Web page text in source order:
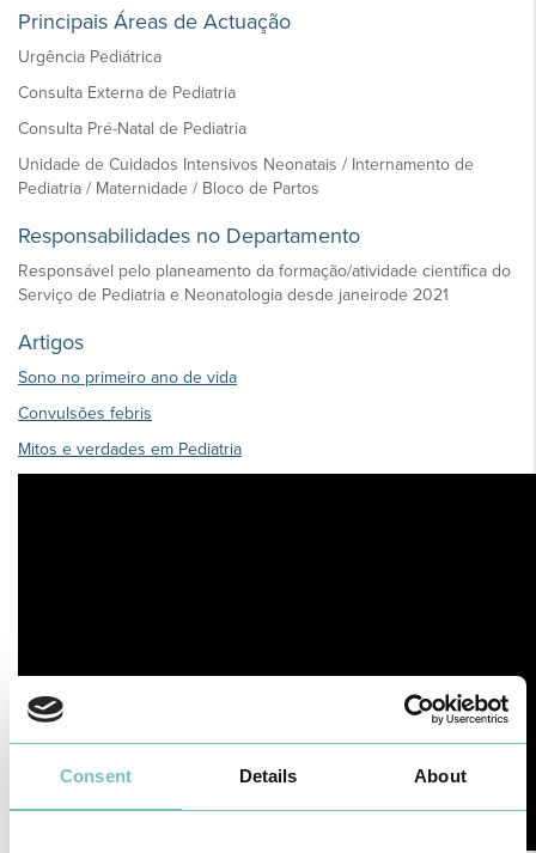
Consent Details About
Principais Áreas de Actuação
Urgência Pediátrica
Consulta Externa de Pediatria
Consulta Pré-Natal de Pediatria
Unidade de Cuidados Intensivos Neonatais / Internamento de
Pediatria / Maternidade / Bloco de Partos
Responsabilidades no Departamento
Responsável pelo planeamento da formação/atividade científica do
Serviço de Pediatria e Neonatologia desde janeirode 2021
Artigos
Sono no primeiro ano de vida
Convulsões febris
Mitos e verdades em Pediatria